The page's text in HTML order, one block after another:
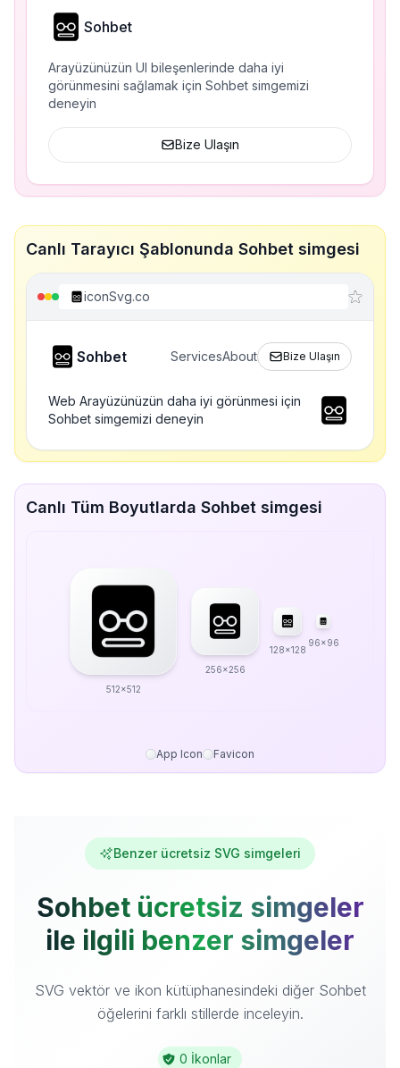
Sohbet
Arayüzünüzün UI bileşenlerinde daha iyi
görünmesini sağlamak için Sohbet simgemizi
deneyin
Bize Ulaşın
Canlı Tarayıcı Şablonunda Sohbet simgesi
iconSvg.co
Sohbet ServicesAbout Bize Ulaşın
Web Arayüzünüzün daha iyi görünmesi için
Sohbet simgemizi deneyin
Canlı Tüm Boyutlarda Sohbet simgesi
512x512
256x256
128x128
96x96
App Icon Favicon
Benzer ücretsiz SVG simgeleri
Sohbet ücretsiz simgeler
ile ilgili benzer simgeler
SVG vektör ve ikon kütüphanesindeki diğer Sohbet
öğelerini farklı stillerde inceleyin.
0 İkonlar